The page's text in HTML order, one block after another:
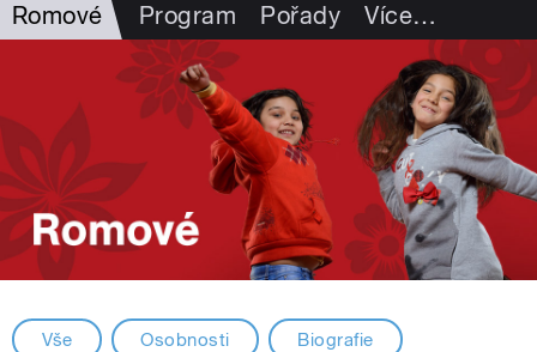
Romové Program Pořady Více…
Vše Osobnosti Biografie